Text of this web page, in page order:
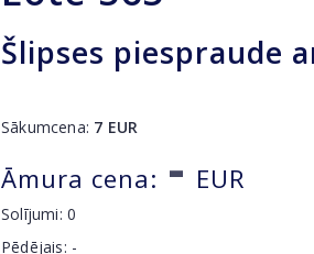
Šlipses piespraude
Sākumcena: 7 EUR
Āmura cena: - EUR
Solījumi:0
Pēdējais: -